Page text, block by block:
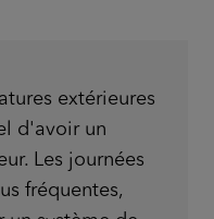
extérieures
d'avoir un
Les journées
fréquentes,